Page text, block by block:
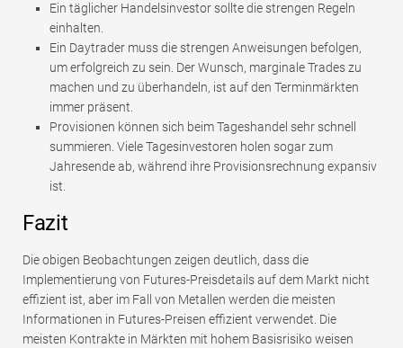
Ein täglicher Handelsinvestor sollte die strengen Regeln
einhalten.
Ein Daytrader muss die strengen Anweisungen befolgen,
um erfolgreich zu sein. Der Wunsch, marginale Trades zu
machen und zu überhandeln, ist auf den Terminmärkten
immer präsent.
Provisionen können sich beim Tageshandel sehr schnell
summieren. Viele Tagesinvestoren holen sogar zum
Jahresende ab, während ihre Provisionsrechnung expansiv
ist.
Fazit
Die obigen Beobachtungen zeigen deutlich, dass die
Implementierung von Futures-Preisdetails auf dem Markt nicht
effizient ist, aber im Fall von Metallen werden die meisten
Informationen in Futures-Preisen effizient verwendet. Die
meisten Kontrakte in Märkten mit hohem Basisrisiko weisen